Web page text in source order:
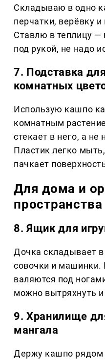
Складываю в одно
перчатки, верёвку
Ставлю в теплицу —
под рукой, не надо
7. Подставка
комнатных
Использую кашпо
комнатным
стекает в него, а не
Пластик легко
пачкает
Для дома и
пространства
8. Ящик для
Дочка складывает
совочки и
валяются под
можно вытряхнуть и
9. Хранилище
мангала
Держу кашпо рядом